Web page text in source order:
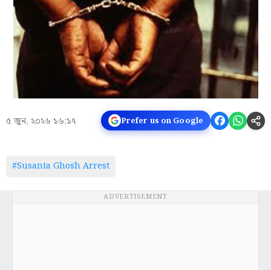
৫ জুন, ২০২৬ ১৬:১৭ Prefer us on Google
#Susanta Ghosh Arrest
ADVERTISEMENT